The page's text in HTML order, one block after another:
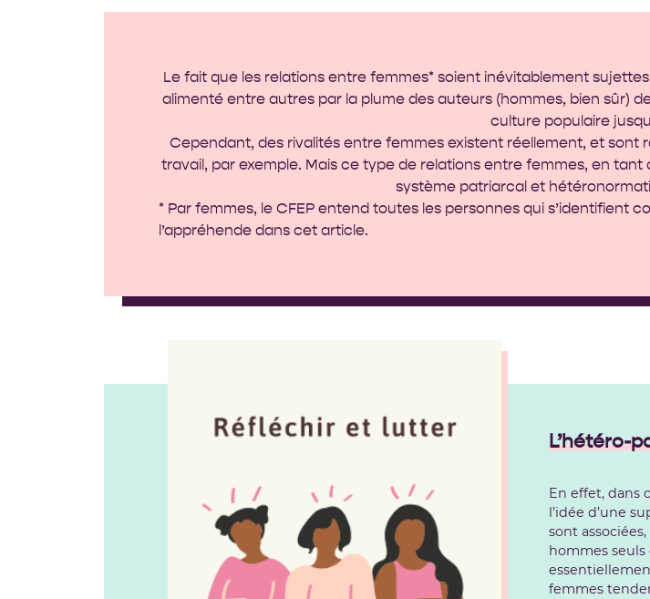
Le fait que les relations entre femmes* soient inévitablement
alimenté entre autres par la plume des auteurs (hommes, bien sûr)
culture populaire
Cependant, des rivalités entre femmes existent réellement, et sont
travail, par exemple. Mais ce type de relations entre femmes, en
système patriarcal et
* Par femmes, le CFEP entend toutes les personnes qui s’identifient
l’appréhende dans cet article.
L’hétéro-
En effet, dans
l’idée d’une
sont
hommes seuls
femmes